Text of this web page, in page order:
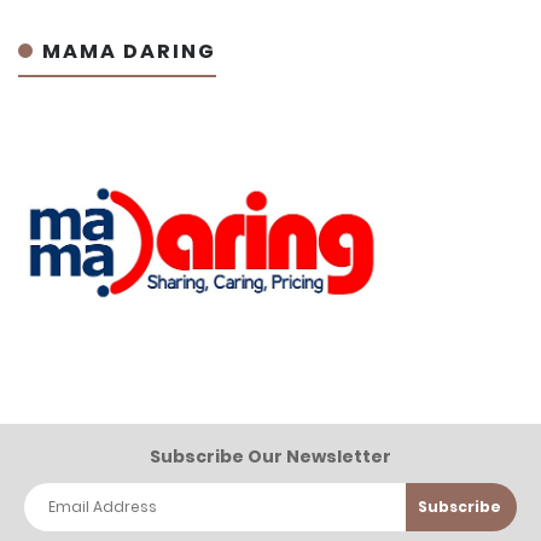
MAMA DARING
Subscribe Our Newsletter